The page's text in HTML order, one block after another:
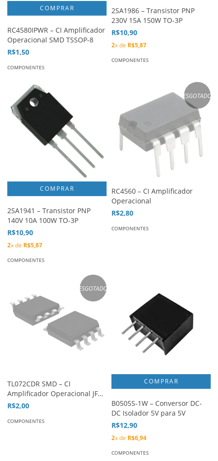
RC4580IPWR – CI Amplificador
Operacional SMD TSSOP-8
R$1,50
COMPONENTES
2SA1986 – Transistor PNP
230V 15A 150W TO-3P
R$10,90
2x de R$5,87
COMPONENTES
2SA1941 – Transistor PNP
140V 10A 100W TO-3P
R$10,90
2x de R$5,87
COMPONENTES
ESGOTADO
RC4560 – CI Amplificador
Operacional
R$2,80
COMPONENTES
ESGOTADO
TL072CDR SMD – CI
Amplificador Operacional JFET
input
R$2,00
COMPONENTES
B0505S-1W – Conversor DC-
DC Isolador 5V para 5V
R$12,90
2x de R$6,94
COMPONENTES